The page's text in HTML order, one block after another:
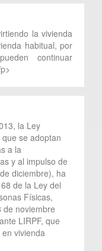
la vivienda
habitual, por
continuar
la Ley
se adoptan
a la
y al impulso de
diciembre), ha
de la Ley del
Físicas,
noviembre
LIRPF, que
vivienda